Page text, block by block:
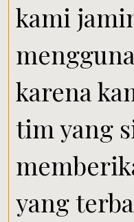
kami
karena
tim yang
yang